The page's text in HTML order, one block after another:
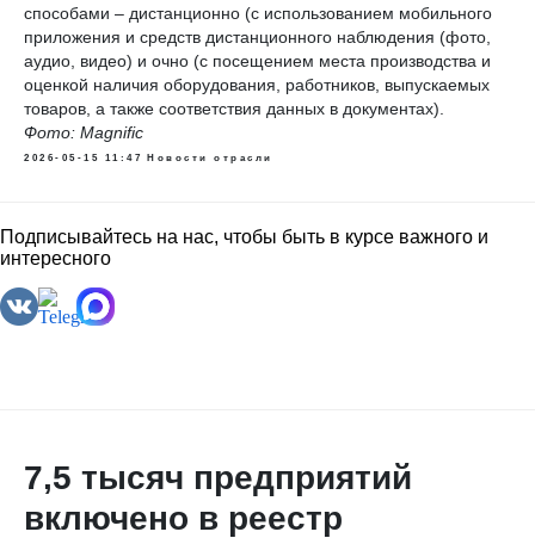
способами – дистанционно (с использованием мобильного
приложения и средств дистанционного наблюдения (фото,
аудио, видео) и очно (с посещением места производства и
оценкой наличия оборудования, работников, выпускаемых
товаров, а также соответствия данных в документах).
Фото: Magnific
2026-05-15 11:47 Новости отрасли
Подписывайтесь на нас, чтобы быть в курсе важного и
интересного
7,5 тысяч предприятий
включено в реестр